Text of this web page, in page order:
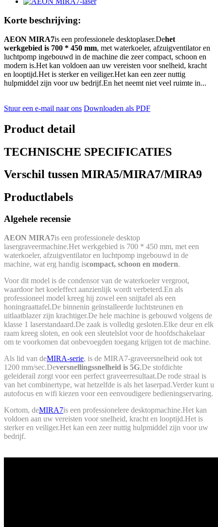
Korte beschrijving:
AEON MIRA7is een professionele desktoplaser.Dehet
werkgebied is 700 * 450 mm, met waterkoeler, afzuigventilator en
luchtpomp ingebouwd in de machine die zeer compact, schoon en
modern is.Het kan voldoen aan uw vereisten voor snelheid, kracht
en looptijd.Het is sterker en veiliger.Het kan een zeer nuttig
hulpmiddel zijn voor uw bedrijf.En het neemt niet veel ruimte in...
Stuur een e-mail naar ons Downloaden als PDF
Product detail
TECHNISCHE SPECIFICATIES
Verschil tussen MIRA5/MIRA7/MIRA9
Productlabels
Algehele recensie
AEON MIRA7is een professionele desktop
lasergraveermachine.Het werkgebied is 700 * 450 mm, met een
waterkoeler, afzuigventilator en luchtpomp ingebouwd in de
machine, wat erg handig iscompact, schoon en modern.
Voor dit model is de condensor van de waterkoeler vergroot,
waardoor het koeleffect aanzienlijk wordt verbeterd.En als
professioneel model kreeg hij zowel een snijtafel als een
honingraattafel.De binnenin geïnstalleerde luchtsteunen en
uitlaatblazer zijn krachtiger.De hele machine is gebouwd volgens de
klasse 1 laserstandaard.De zaak is volledig gesloten.Elke deur en elk
raam kreeg sloten, en ook een sleutelslot voor de hoofdschakelaar
om te voorkomen dat onbevoegden toegang krijgen tot de machine.
Als lid van deMIRA-serie, is de MIRA7-graveersnelheid ook tot
1200 mm/sec.Deversnellingssnelheid is 5G.De stofdichte
geleiderail zorgt voor een perfect graveerresultaat.De rode straal is
van het combinertype, wat hetzelfde is als het laserpad.Verder kunt u
autofocus en wifi kiezen voor een eenvoudigere bedieningservaring.
Kortom, deMIRA7is een professionelere desktopmachine.Het kan
voldoen aan uw vereisten voor snelheid, kracht en looptijd.Het is
sterker en veiliger.Het kan een zeer nuttig hulpmiddel zijn voor uw
bedrijf.